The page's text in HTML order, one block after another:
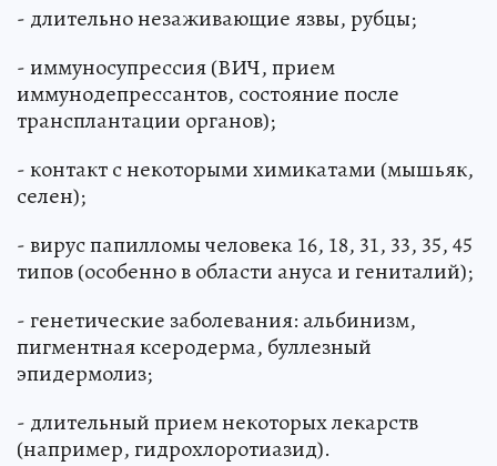
- длительно незаживающие язвы, рубцы;
- иммуносупрессия (ВИЧ, прием
иммунодепрессантов, состояние после
трансплантации органов);
- контакт с некоторыми химикатами (мышьяк,
селен);
- вирус папилломы человека 16, 18, 31, 33, 35, 45
типов (особенно в области ануса и гениталий);
- генетические заболевания: альбинизм,
пигментная ксеродерма, буллезный
эпидермолиз;
- длительный прием некоторых лекарств
(например, гидрохлоротиазид).